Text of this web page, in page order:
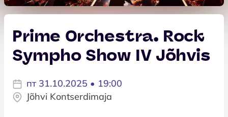
Prime Orchestra. Rock
Sympho Show IV Jõhvis
пт 31.10.2025 • 19:00
Jõhvi Kontserdimaja